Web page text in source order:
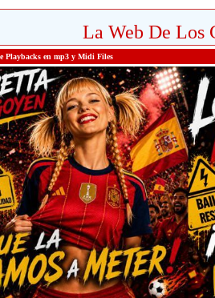
La Web De Los
Playbacks en mp3 y Midi Files